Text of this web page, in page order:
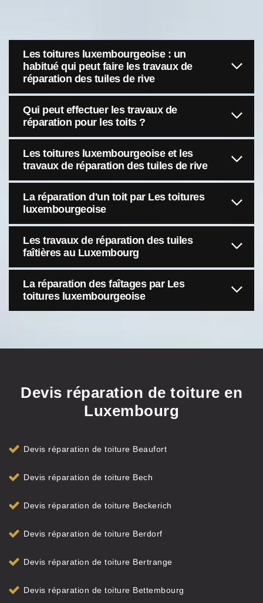
Les toitures luxembourgeoise : un
habitué qui peut faire les travaux de
réparation des tuiles de rive
Qui peut effectuer les travaux de
réparation pour les toits ?
Les toitures luxembourgeoise et les
travaux de réparation des tuiles de rive
La réparation d'un toit par Les toitures
luxembourgeoise
Les travaux de réparation des tuiles
faîtières au Luxembourg
La réparation des faîtages par Les
toitures luxembourgeoise
Devis réparation de toiture en
Luxembourg
Devis réparation de toiture Beaufort
Devis réparation de toiture Bech
Devis réparation de toiture Beckerich
Devis réparation de toiture Berdorf
Devis réparation de toiture Bertrange
Devis réparation de toiture Bettembourg